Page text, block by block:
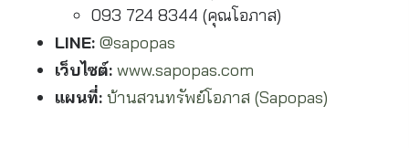
093 724 8344 (คุณโอภาส)
LINE: @sapopas
เว็บไซต์: www.sapopas.com
แผนที่: บ้านสวนทรัพย์โอภาส (Sapopas)